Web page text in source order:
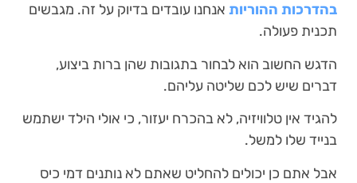
בהדרכות ההוריות אנחנו עובדים בדיוק על זה. מגבשים
תכנית פעולה.
הדגש החשוב הוא לבחור בתגובות שהן ברות ביצוע,
דברים שיש לכם שליטה עליהם.
להגיד אין טלוויזיה, לא בהכרח יעזור, כי אולי הילד ישתמש
בנייד שלו למשל.
אבל אתם כן יכולים להחליט שאתם לא נותנים דמי כיס